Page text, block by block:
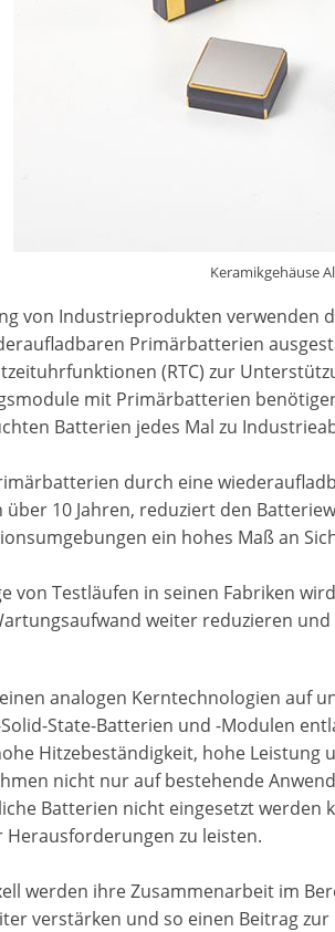
Keramikgehäuse
von Industrieprodukten
Primärbatterien
(RTC) zur
mit Primärbatterien
Batterien jedes Mal zu
durch eine
über 10 Jahren, reduziert den
ein hohes Maß an
von Testläufen in seinen Fabriken
weiter reduzieren
analogen Kerntechnologien auf
State-Batterien und -Modulen
Hitzebeständigkeit, hohe
nicht nur auf bestehende
Batterien nicht eingesetzt werden
Herausforderungen zu leisten.
werden ihre Zusammenarbeit im
verstärken und so einen Beitrag